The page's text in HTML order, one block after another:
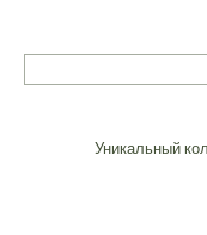
Уникальный